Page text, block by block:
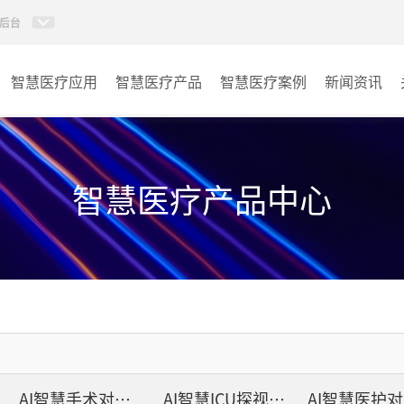
台
智慧医疗应用 智慧医疗产品
病房视讯系统
AI智慧导医分诊系统
AI智慧手术对讲系统
AI智慧ICU探视系统
wifi无线会议系列
智慧医疗案例
门诊
会议室
其它
新闻资讯
智慧医疗产品中心
AI智慧手术对讲系统 AI智慧ICU探视系统